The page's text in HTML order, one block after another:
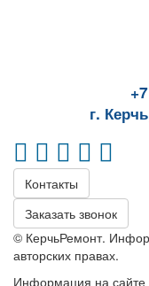
г.
Контакты
Заказать звонок
© КерчьРемонт.
авторских правах.
Информация на сайте